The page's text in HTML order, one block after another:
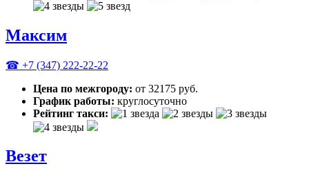
Максим
☎ +7 (347) 222-22-22
Цена по межгороду: от 32175 руб.
График работы: круглосуточно
Рейтинг такси:
Везет